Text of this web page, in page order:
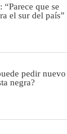
que se
el sur del país”
pedir nuevo
negra?